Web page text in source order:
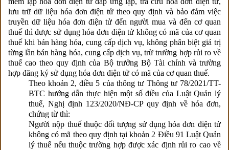
lưu trữ dữ liệu hóa đơn điện tử theo quy định và bảo đảm việc
truyền dữ liệu hóa đơn điện tử đến người mua và đến cơ quan
thuế thì được sử dụng hóa đơn điện tử không có mã của cơ quan
thuế khi bán hàng hóa, cung cấp dịch vụ, không phân biệt giá trị
từng lần bán hàng hóa, cung cấp dịch vụ, trừ trường hợp rủi ro về
thuế cao theo quy định của Bộ trưởng Bộ Tài chính và trường
hợp đăng ký sử dụng hóa đơn điện tử có mã của cơ quan thuế.
Theo khoản 2, điều 5 của thông tư Thông tư 78/2021/TT-
BTC hướng dẫn thực hiện một số điều của Luật Quản lý
thuế, Nghị định 123/2020/NĐ-CP quy định về hóa đơn,
chứng từ thì:
Người nộp thuế thuộc đối tượng sử dụng hóa đơn điện tử
không có mã theo quy định tại khoản 2 Điều 91 Luật Quản
lý thuế nếu thuộc trường hợp được xác định rủi ro cao về